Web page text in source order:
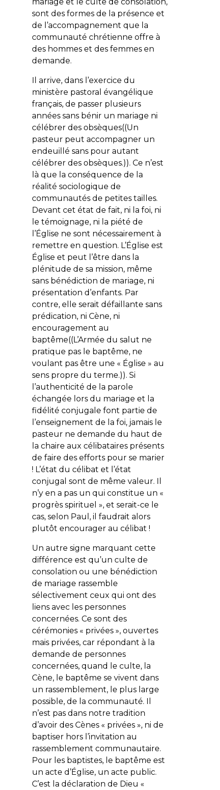
sont des formes de la présence et
de l’accompagnement que la
communauté chrétienne offre à
des hommes et des femmes en
demande.
Il arrive, dans l’exercice du
ministère pastoral évangélique
français, de passer plusieurs
années sans bénir un mariage ni
célébrer des obsèques((Un
pasteur peut accompagner un
endeuillé sans pour autant
célébrer des obsèques.)). Ce n’est
là que la conséquence de la
réalité sociologique de
communautés de petites tailles.
Devant cet état de fait, ni la foi, ni
le témoignage, ni la piété de
l’Église ne sont nécessairement à
remettre en question. L’Église est
Église et peut l’être dans la
plénitude de sa mission, même
sans bénédiction de mariage, ni
présentation d’enfants. Par
contre, elle serait défaillante sans
prédication, ni Cène, ni
encouragement au
baptême((L’Armée du salut ne
pratique pas le baptême, ne
voulant pas être une « Église » au
sens propre du terme.)). Si
l’authenticité de la parole
échangée lors du mariage et la
fidélité conjugale font partie de
l’enseignement de la foi, jamais le
pasteur ne demande du haut de
la chaire aux célibataires présents
de faire des efforts pour se marier
! L’état du célibat et l’état
conjugal sont de même valeur. Il
n’y en a pas un qui constitue un «
progrès spirituel », et serait-ce le
cas, selon Paul, il faudrait alors
plutôt encourager au célibat !
Un autre signe marquant cette
différence est qu’un culte de
consolation ou une bénédiction
de mariage rassemble
sélectivement ceux qui ont des
liens avec les personnes
concernées. Ce sont des
cérémonies « privées », ouvertes
mais privées, car répondant à la
demande de personnes
concernées, quand le culte, la
Cène, le baptême se vivent dans
un rassemblement, le plus large
possible, de la communauté. Il
n’est pas dans notre tradition
d’avoir des Cènes « privées », ni de
baptiser hors l’invitation au
rassemblement communautaire.
Pour les baptistes, le baptême est
un acte d’Église, un acte public.
C’est la déclaration de Dieu «